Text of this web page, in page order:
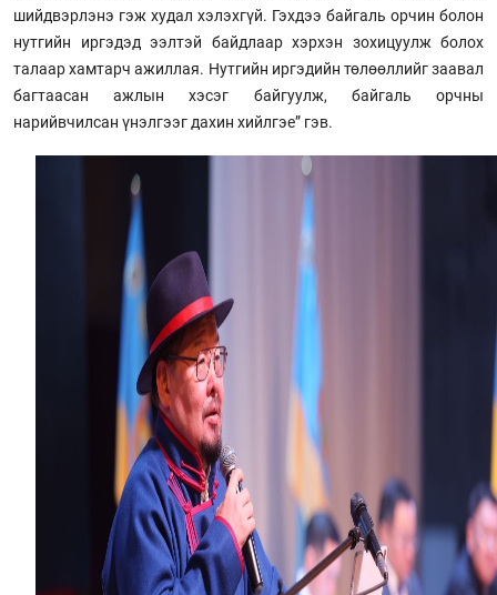
шийдвэрлэнэ гэж худал хэлэхгүй. Гэхдээ байгаль орчин болон
нутгийн иргэдэд ээлтэй байдлаар хэрхэн зохицуулж болох
талаар хамтарч ажиллая. Нутгийн иргэдийн төлөөллийг заавал
багтаасан ажлын хэсэг байгуулж, байгаль орчны
нарийвчилсан үнэлгээг дахин хийлгэе” гэв.